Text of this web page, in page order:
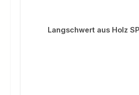
Langschwert aus Holz